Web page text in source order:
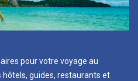
pour votre voyage au
guides, restaurants et